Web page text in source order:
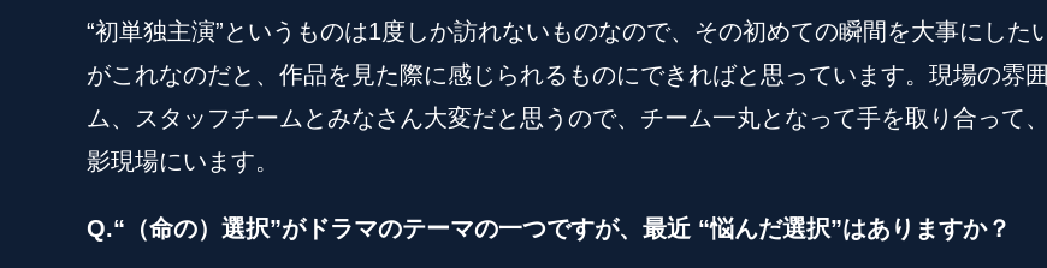
“初単独主演”というものは1度しか訪れないものなので、その初めての瞬間を大事にし
がこれなのだと、作品を見た際に感じられるものにできればと思っています。現場の雰
ム、スタッフチームとみなさん大変だと思うので、チーム一丸となって手を取り合って
影現場にいます。
Q.“（命の）選択”がドラマのテーマの一つですが、最近 “悩んだ選択”はありますか？